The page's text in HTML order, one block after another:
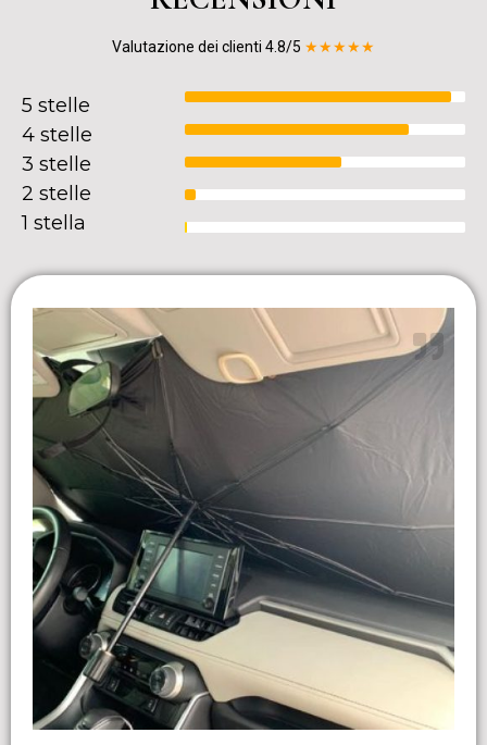
Valutazione dei clienti 4.8/5 ★★★★★
5 stelle
4 stelle
3 stelle
2 stelle
1 stella